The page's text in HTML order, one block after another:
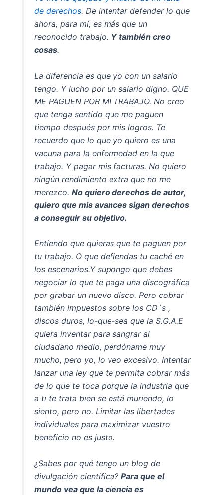
de derechos. De intentar defender lo que
ahora, para mí, es más que un
reconocido trabajo. Y también creo
cosas.
La diferencia es que yo con un salario
tengo. Y lucho por un salario digno. QUE
ME PAGUEN POR MI TRABAJO. No creo
que tenga sentido que me paguen
tiempo después por mis logros. Te
recuerdo que lo que yo quiero es una
vacuna para la enfermedad en la que
trabajo. Y pagar mis facturas. No quiero
ningún rendimiento extra que no me
merezco.No quiero derechos de autor,
quiero que mis avances sigan derechos
a conseguir su objetivo.
Entiendo que quieras que te paguen por
tu trabajo. O que defiendas tu caché en
los escenarios.Y supongo que debes
negociar lo que te paga una discográfica
por grabar un nuevo disco. Pero cobrar
también impuestos sobre los CD´s ,
discos duros, lo-que-sea que la S.G.A.E
quiera inventar para sangrar al
ciudadano medio, perdóname muy
mucho, pero yo, lo veo excesivo. Intentar
lanzar una ley que te permita cobrar más
de lo que te toca porque la industria que
a ti te trata bien se está muriendo, lo
siento, pero no. Limitar las libertades
individuales para maximizar vuestro
beneficio no es justo.
¿Sabes por qué tengo un blog de
divulgación científica?Para que el
mundo vea que la ciencia es